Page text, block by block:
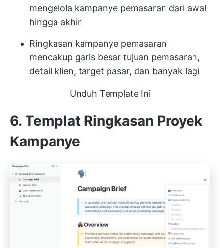
mengelola kampanye pemasaran dari awal
hingga akhir
Ringkasan kampanye pemasaran
mencakup garis besar tujuan pemasaran,
detail klien, target pasar, dan banyak lagi
Unduh Template Ini
6. Templat Ringkasan Proyek
Kampanye